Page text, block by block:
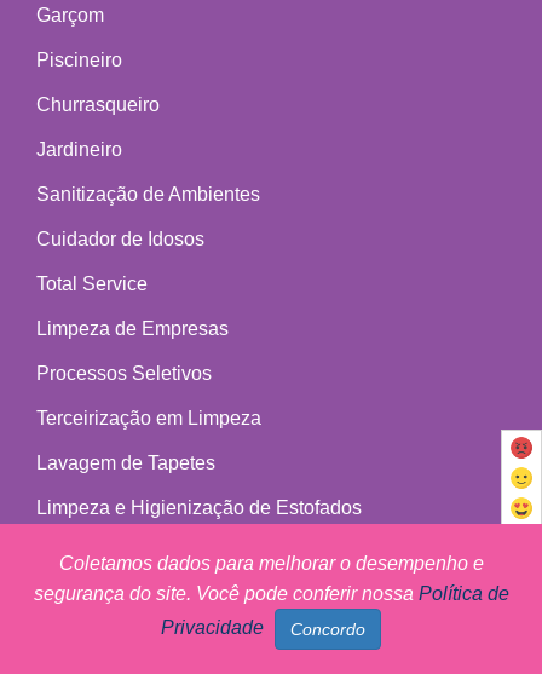
Garçom
Piscineiro
Churrasqueiro
Jardineiro
Sanitização de Ambientes
Cuidador de Idosos
Total Service
Limpeza de Empresas
Processos Seletivos
Terceirização em Limpeza
Lavagem de Tapetes
Limpeza e Higienização de Estofados
Impermeabilização de Estofados e Tecidos
Coletamos dados para melhorar o desempenho e
segurança do site. Você pode conferir nossa Política de
Privacidade